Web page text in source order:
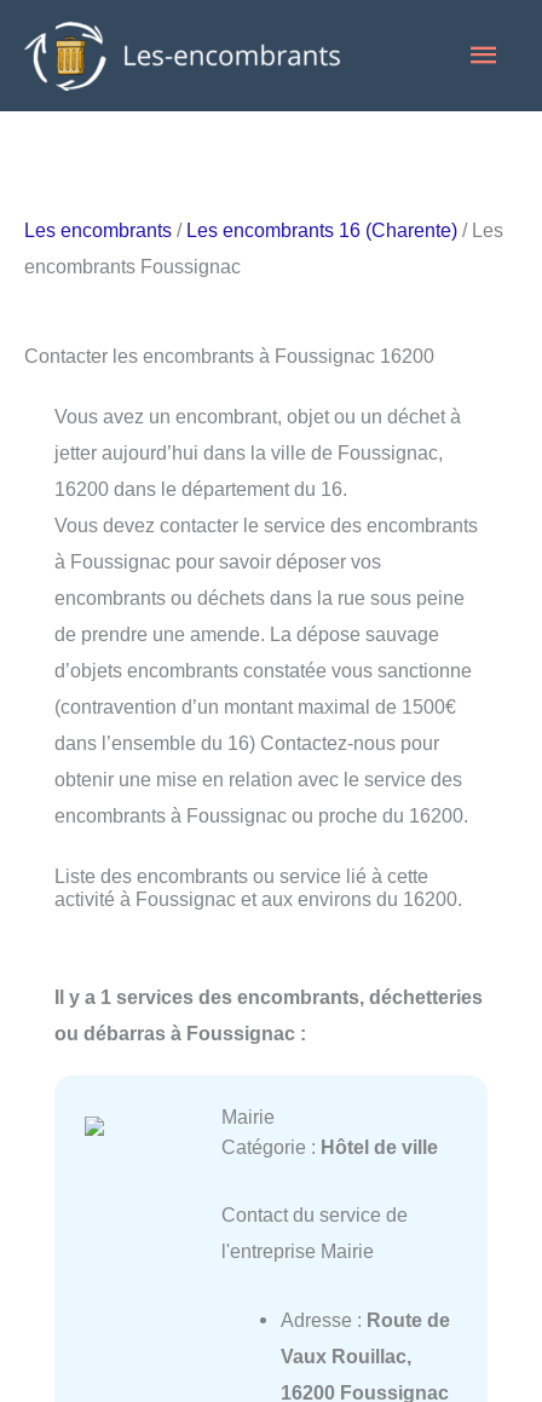
contenu
Les encombrants / Les encombrants 16 (Charente) / Les
encombrants Foussignac
Contacter les encombrants à Foussignac 16200
Vous avez un encombrant, objet ou un déchet à
jetter aujourd’hui dans la ville de Foussignac,
16200 dans le département du 16.
Vous devez contacter le service des encombrants
à Foussignac pour savoir déposer vos
encombrants ou déchets dans la rue sous peine
de prendre une amende. La dépose sauvage
d’objets encombrants constatée vous sanctionne
(contravention d’un montant maximal de 1500€
dans l’ensemble du 16) Contactez-nous pour
obtenir une mise en relation avec le service des
encombrants à Foussignac ou proche du 16200.
Liste des encombrants ou service lié à cette
activité à Foussignac et aux environs du 16200.
Il y a 1 services des encombrants, déchetteries
ou débarras à Foussignac :
Mairie
Catégorie : Hôtel de ville
Contact du service de
l'entreprise Mairie
Adresse : Route de
Vaux Rouillac,
16200 Foussignac